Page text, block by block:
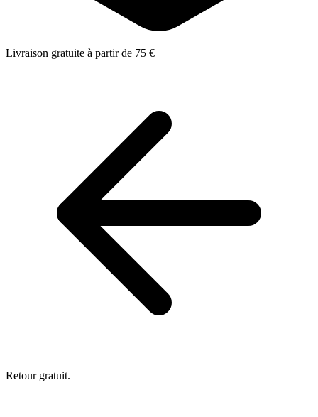
Livraison gratuite à partir de 75 €
Retour gratuit.